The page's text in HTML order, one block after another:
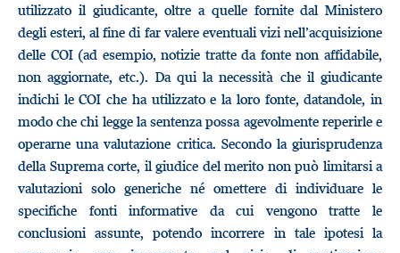
utilizzato il giudicante, oltre a quelle fornite dal Ministero
degli esteri, al fine di far valere eventuali vizi nell’acquisizione
delle COI (ad esempio, notizie tratte da fonte non affidabile,
non aggiornate, etc.). Da qui la necessità che il giudicante
indichi le COI che ha utilizzato e la loro fonte, datandole, in
modo che chi legge la sentenza possa agevolmente reperirle e
operarne una valutazione critica. Secondo la giurisprudenza
della Suprema corte, il giudice del merito non può limitarsi a
valutazioni solo generiche né omettere di individuare le
specifiche fonti informative da cui vengono tratte le
conclusioni assunte, potendo incorrere in tale ipotesi la